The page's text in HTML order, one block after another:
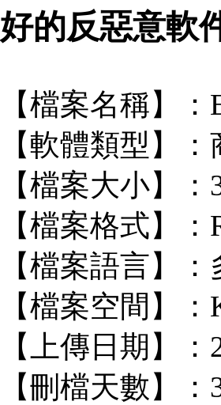
好的反惡意軟
【檔案名稱】
【軟體類型】
【檔案大小】：
【檔案格式】：
【檔案語言】
【檔案空間】
【上傳日期】：
【刪檔天數】